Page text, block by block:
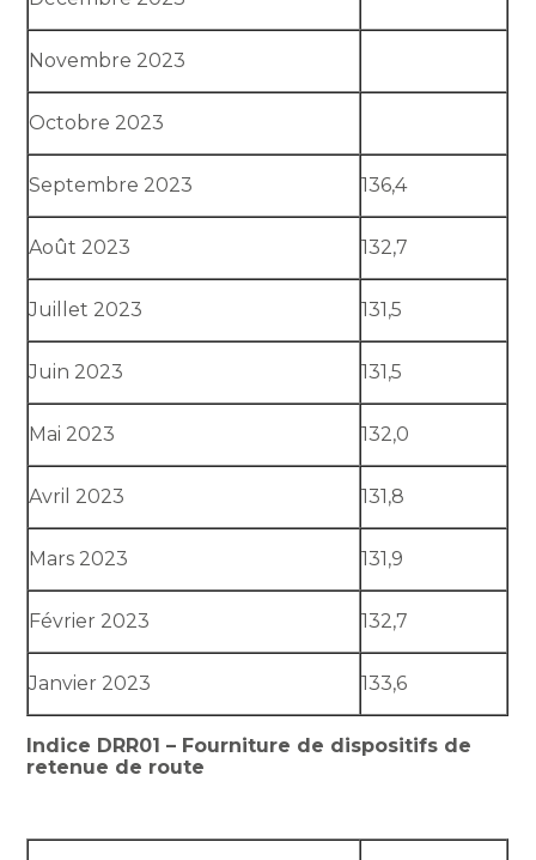
Novembre 2023
Octobre 2023
Septembre 2023 136,4
Août 2023 132,7
Juillet 2023 131,5
Juin 2023 131,5
Mai 2023 132,0
Avril 2023 131,8
Mars 2023 131,9
Février 2023 132,7
Janvier 2023 133,6
Indice DRR01 – Fourniture de dispositifs de
retenue de route